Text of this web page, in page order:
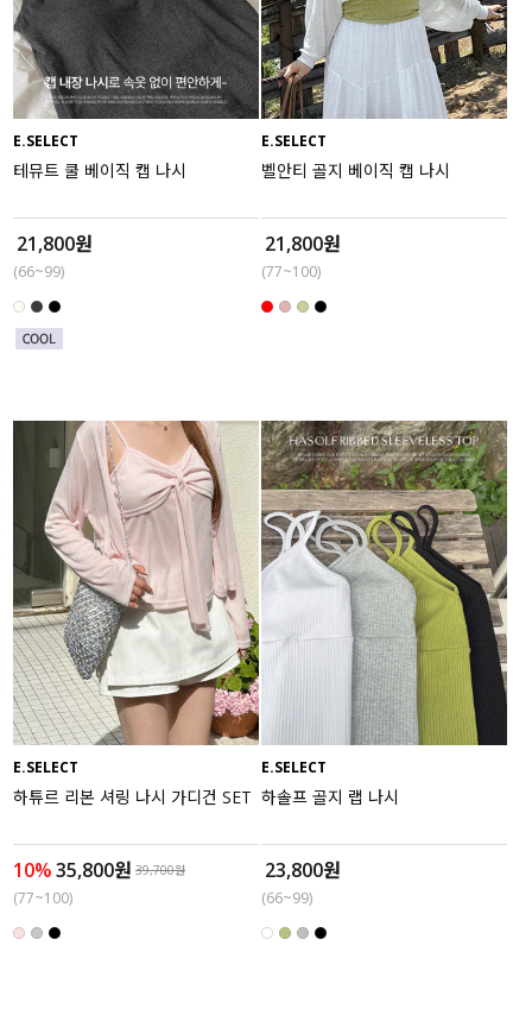
E.SELECT
테뮤트 쿨 베이직 캡 나시
21,800원
(66~99)
E.SELECT
벨안티 골지 베이직 캡 나시
21,800원
(77~100)
E.SELECT
하튜르 리본 셔링 나시 가디건 SET
10%35,800원 39,700원
(77~100)
E.SELECT
하솔프 골지 랩 나시
23,800원
(66~99)